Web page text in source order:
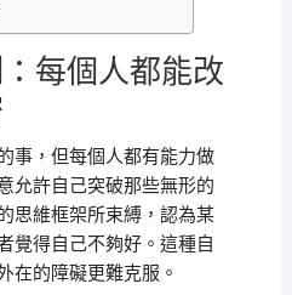
每個人都能改
事，但每個人都有能力做
允許自己突破那些無形的
思維框架所束縛，認為某
覺得自己不夠好。這種自
在的障礙更難克服。